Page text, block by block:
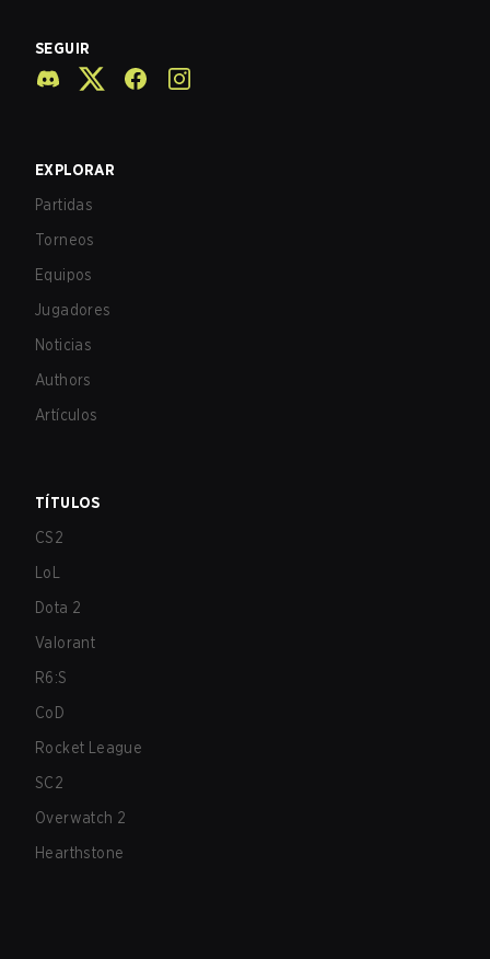
SEGUIR
EXPLORAR
Partidas
Torneos
Equipos
Jugadores
Noticias
Authors
Artículos
TÍTULOS
CS2
LoL
Dota 2
Valorant
R6:S
CoD
Rocket League
SC2
Overwatch 2
Hearthstone